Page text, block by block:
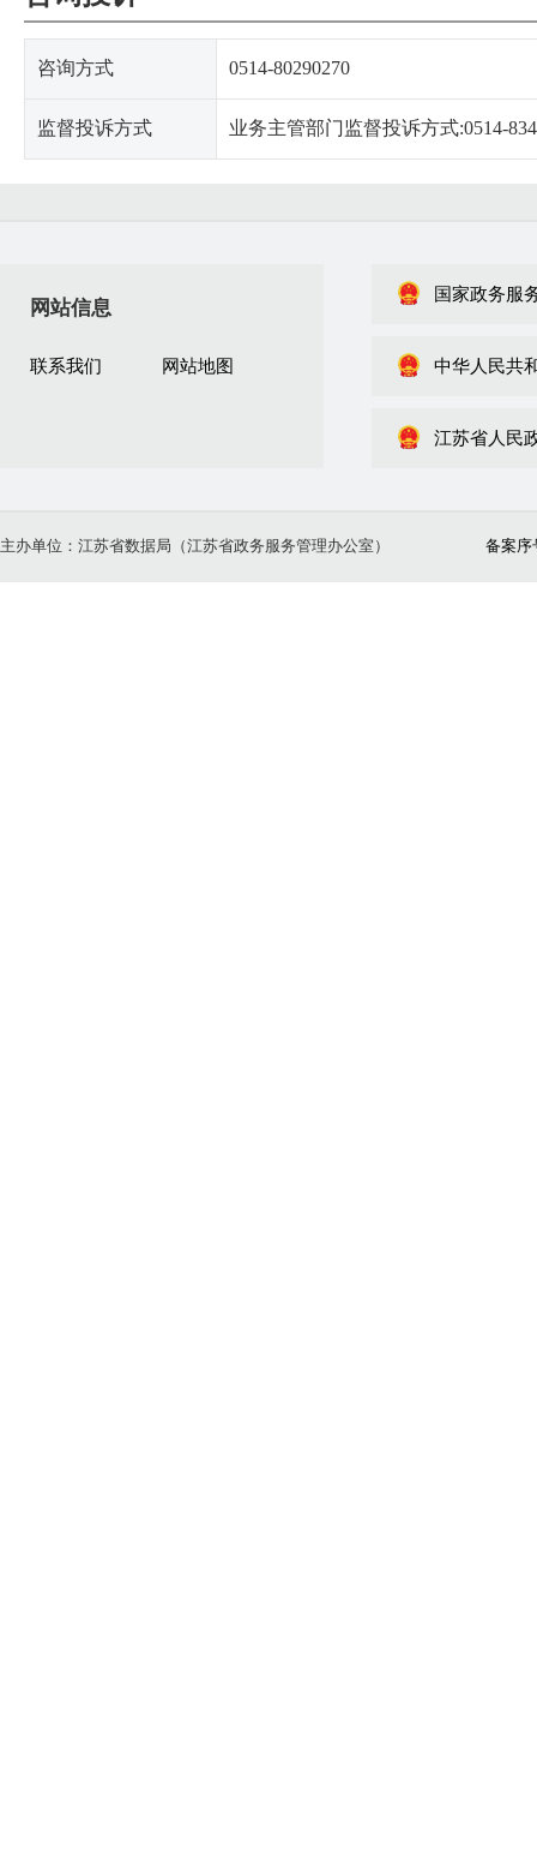
咨询方式 0514-80290270
监督投诉方式 业务主管部门监督投诉方式:0514-
网站信息
联系我们 网站地图
国家政务服
中华人民共
江苏省人民
主办单位：江苏省数据局（江苏省政务服务管理办公室） 备案序